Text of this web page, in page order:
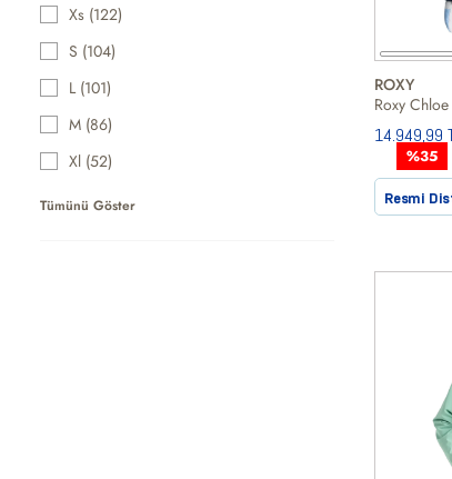
Xs (122)
S (104)
L (101)
M (86)
Xl (52)
Tümünü Göster
ROXY
14.949,99
%35
Resmi